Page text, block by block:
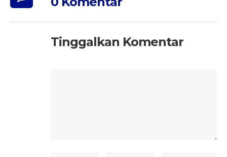
Tinggalkan Komentar